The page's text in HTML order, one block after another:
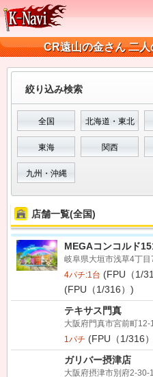
CR遠山の金さん 二
絞り込み検索
全国 北海道・東北
東海 関西
九州・沖縄
店舗一覧(全国)
MEGAコンコルド
岐阜県大垣市浅草4丁目
4パチ:1台 (FPU（1/
(FPU（1/316）)
テキサス門真
大阪府門真市宮前町12-
1パチ (FPU（1/316
ガリバー摂津店
大阪府摂津市別府2-30-